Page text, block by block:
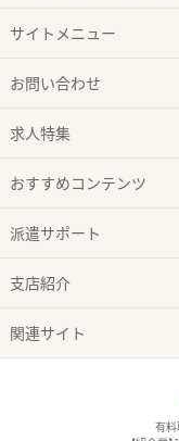
サイトメニュー
お問い合わせ
求人特集
おすすめコンテンツ
派遣サポート
支店紹介
関連サイト
有